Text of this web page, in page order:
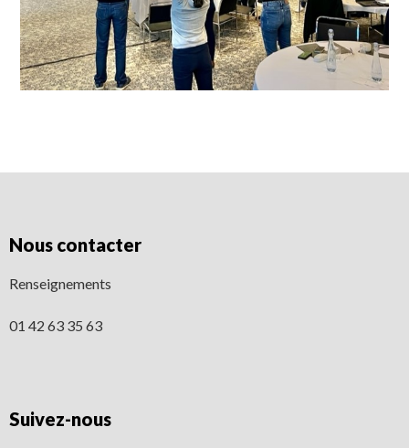
Nous contacter
Renseignements
01 42 63 35 63
Suivez-nous